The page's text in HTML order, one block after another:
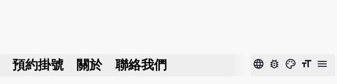
預約掛號 關於 聯絡我們 language bug_report color_lens format_size menu